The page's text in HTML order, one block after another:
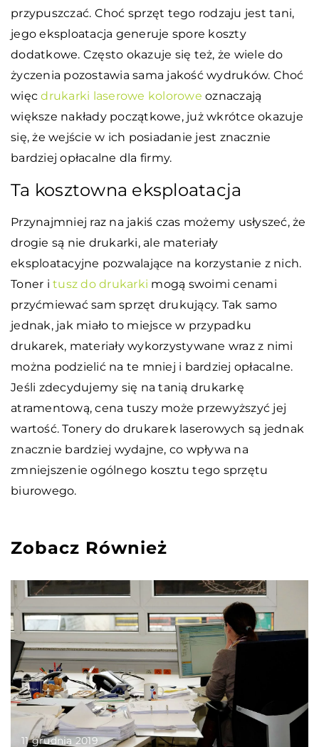
przypuszczać. Choć sprzęt tego rodzaju jest tani,
jego eksploatacja generuje spore koszty
dodatkowe. Często okazuje się też, że wiele do
życzenia pozostawia sama jakość wydruków. Choć
więcdrukarki laserowe kolorowe oznaczają
większe nakłady początkowe, już wkrótce okazuje
się, że wejście w ich posiadanie jest znacznie
bardziej opłacalne dla firmy.
Ta kosztowna eksploatacja
Przynajmniej raz na jakiś czas możemy usłyszeć, że
drogie są nie drukarki, ale materiały
eksploatacyjne pozwalające na korzystanie z nich.
Toner i tusz do drukarki mogą swoimi cenami
przyćmiewać sam sprzęt drukujący. Tak samo
jednak, jak miało to miejsce w przypadku
drukarek, materiały wykorzystywane wraz z nimi
można podzielić na te mniej i bardziej opłacalne.
Jeśli zdecydujemy się na tanią drukarkę
atramentową, cena tuszy może przewyższyć jej
wartość. Tonery do drukarek laserowych są jednak
znacznie bardziej wydajne, co wpływa na
zmniejszenie ogólnego kosztu tego sprzętu
biurowego.
Zobacz Również
11 grudnia 2019